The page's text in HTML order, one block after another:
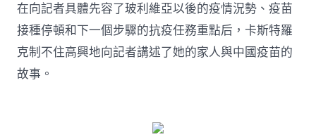
在向記者具體先容了玻利維亞以後的疫情況勢、疫苗
接種停頓和下一個步驟的抗疫任務重點后，卡斯特羅
克制不住高興地向記者講述了她的家人與中國疫苗的
故事。